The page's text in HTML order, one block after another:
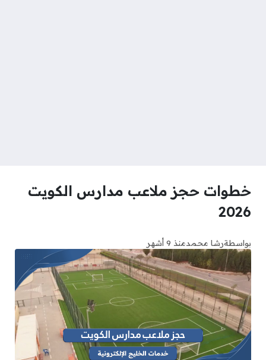
خطوات حجز ملاعب مدارس الكويت
2026
بواسطةرشا محمدمنذ 9 أشهر